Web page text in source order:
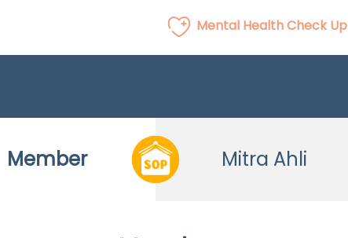
Mental Health Check Up
Member Mitra Ahli